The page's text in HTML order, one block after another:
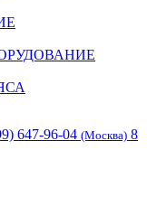
647-96-04 (Москва) 8